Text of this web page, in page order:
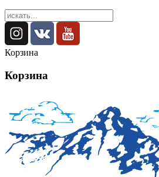
Корзина
Корзина